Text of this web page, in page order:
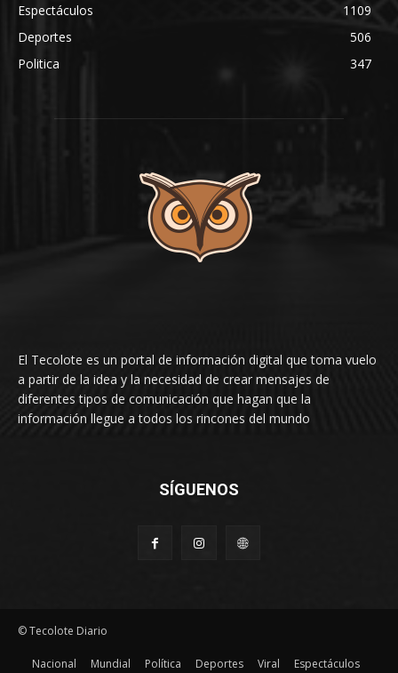
Espectáculos
1109
Deportes
506
Politica
347
El Tecolote es un portal de información digital que toma vuelo
a partir de la idea y la necesidad de crear mensajes de
diferentes tipos de comunicación que hagan que la
información llegue a todos los rincones del mundo
SÍGUENOS
© Tecolote Diario
Nacional Mundial Política Deportes Viral Espectáculos